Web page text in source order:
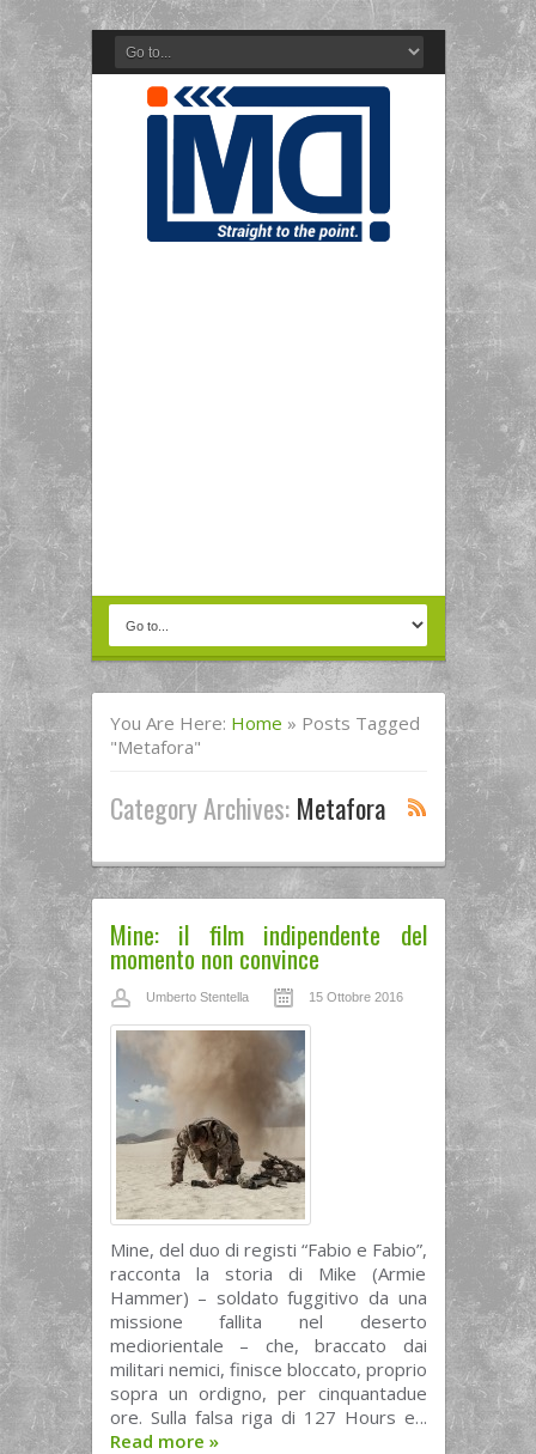
You Are Here: Home » Posts Tagged
"metafora"
Category Archives: Metafora
Mine: il film indipendente del
momento non convince
Umberto Stentella 15 Ottobre 2016
Mine, del duo di registi “Fabio e Fabio”,
racconta la storia di Mike (Armie
Hammer) – soldato fuggitivo da una
missione fallita nel deserto
mediorientale – che, braccato dai
militari nemici, finisce bloccato, proprio
sopra un ordigno, per cinquantadue
ore. Sulla falsa riga di 127 Hours e...
Read more »